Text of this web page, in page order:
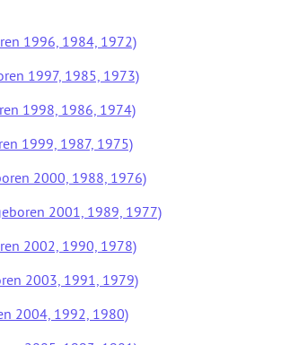
1996, 1984, 1972)
1997, 1985, 1973)
1998, 1986, 1974)
1999, 1987, 1975)
2000, 1988, 1976)
2001, 1989, 1977)
2002, 1990, 1978)
2003, 1991, 1979)
2004, 1992, 1980)